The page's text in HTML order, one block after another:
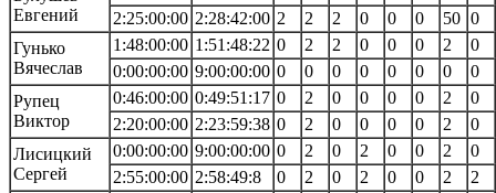
Евгений
2:25:00:00 2:28:42:00 2 2 2 0 0 0 50 0
Гунько
Вячеслав
1:48:00:00 1:51:48:22 0 2 2 0 0 0 2
0
0:00:00:00 9:00:00:00 0 0 0 0 0 0 0
0
Рупец
Виктор
0:46:00:00 0:49:51:17 0 2 0 0 0 0 2
0
2:20:00:00 2:23:59:38 0 2 0 0 0 0 2
0
Лисицкий
Сергей
0:00:00:00 9:00:00:00 0 2 0 2 0 0 2
0
2:55:00:00 2:58:49:8 0 2 0 2 0 0 2
2